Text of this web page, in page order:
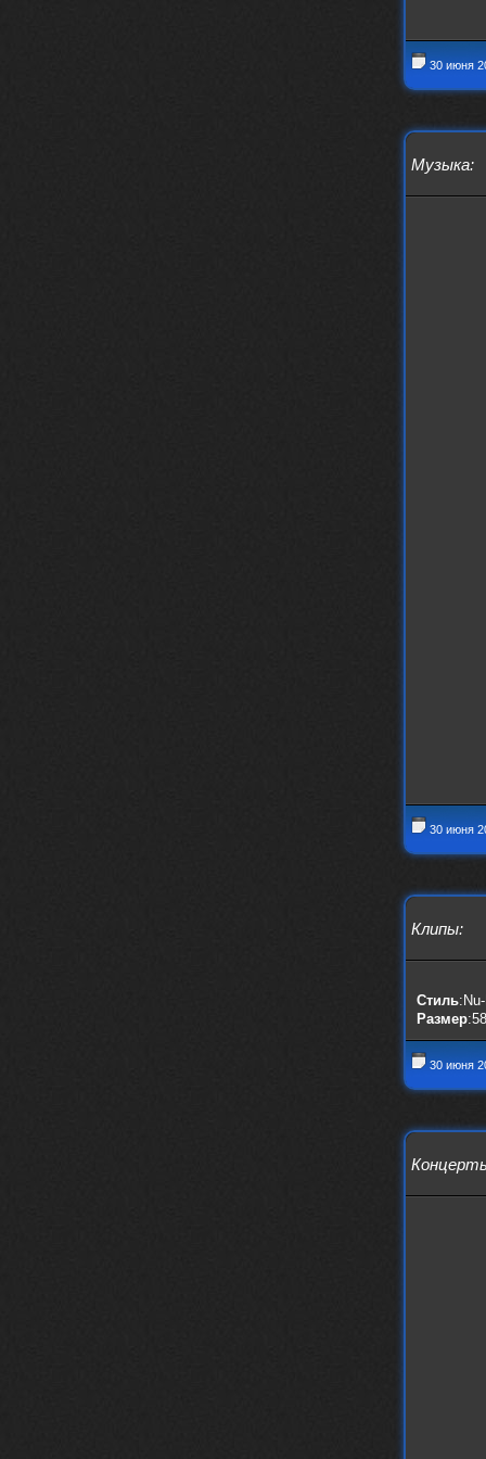
30 июня
Музыка:
30 июня
Клипы:
Стиль
Размер
30 июня